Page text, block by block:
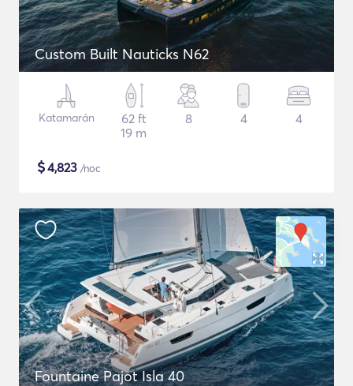
Custom Built Nauticks N62
Katamarán
62 ft
19 m
8 4 4
$4,823 /noc
Fountaine Pajot Isla 40